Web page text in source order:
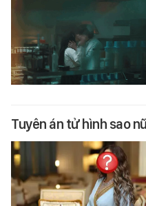
Tuyên án tử hình sao